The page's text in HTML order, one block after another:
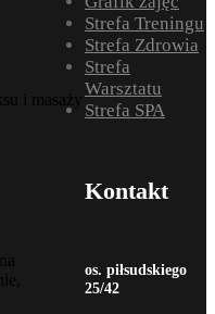
i masaży
Strefa Treningu
Strefa Zdrowia
Strefa
Warsztatu
Strefa SPA
Kontakt
os. piłsudskiego
25/42